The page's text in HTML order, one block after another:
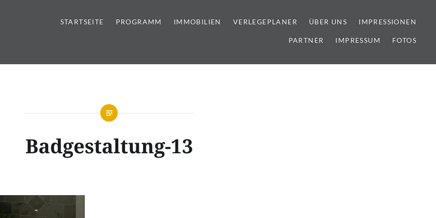
| Sanitär | Immobilien
STARTSEITE PROGRAMM IMMOBILIEN VERLEGEPLANER ÜBER UNS IMPRESSIONEN
PARTNER IMPRESSUM FOTOS
Badgestaltung-13